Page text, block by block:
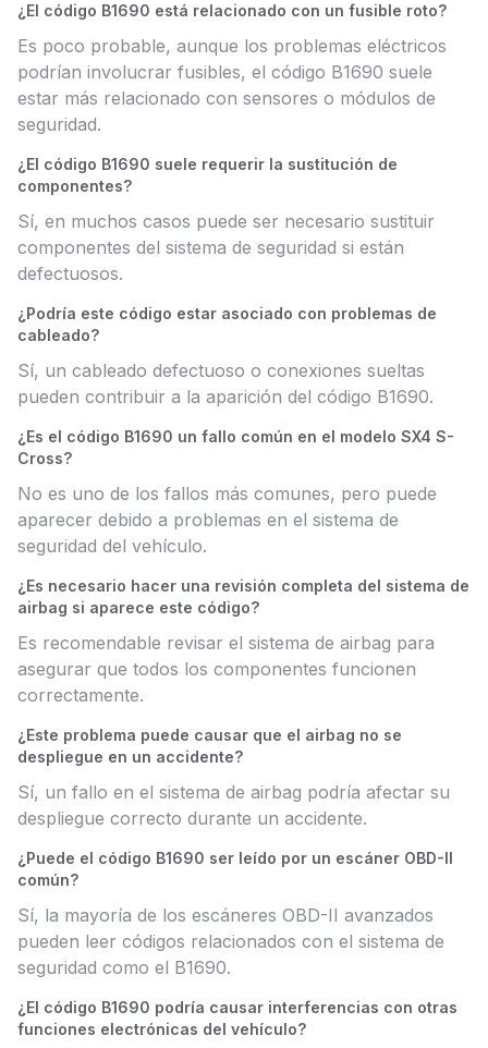
¿El código B1690 está relacionado con un fusible roto?
Es poco probable, aunque los problemas eléctricos
podrían involucrar fusibles, el código B1690 suele
estar más relacionado con sensores o módulos de
seguridad.
¿El código B1690 suele requerir la sustitución de
componentes?
Sí, en muchos casos puede ser necesario sustituir
componentes del sistema de seguridad si están
defectuosos.
¿Podría este código estar asociado con problemas de
cableado?
Sí, un cableado defectuoso o conexiones sueltas
pueden contribuir a la aparición del código B1690.
¿Es el código B1690 un fallo común en el modelo SX4 S-
Cross?
No es uno de los fallos más comunes, pero puede
aparecer debido a problemas en el sistema de
seguridad del vehículo.
¿Es necesario hacer una revisión completa del sistema de
airbag si aparece este código?
Es recomendable revisar el sistema de airbag para
asegurar que todos los componentes funcionen
correctamente.
¿Este problema puede causar que el airbag no se
despliegue en un accidente?
Sí, un fallo en el sistema de airbag podría afectar su
despliegue correcto durante un accidente.
¿Puede el código B1690 ser leído por un escáner OBD-II
común?
Sí, la mayoría de los escáneres OBD-II avanzados
pueden leer códigos relacionados con el sistema de
seguridad como el B1690.
¿El código B1690 podría causar interferencias con otras
funciones electrónicas del vehículo?